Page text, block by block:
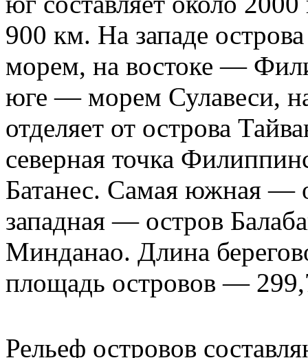
900 км. На западе
морем, на востоке —
юге — морем Сулавеси,
отделяет от острова
северная точка
Батанес. Самая южная —
западная — остров
Минданао. Длина
площадь островов —
Рельеф островов